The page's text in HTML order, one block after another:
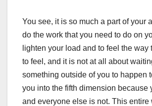
You see, it is so much a part of your
do the work that you need to do on
lighten your load and to feel the way
to feel, and it is not at all about
something outside of you to happen
you into the fifth dimension because
and everyone else is not. This entire